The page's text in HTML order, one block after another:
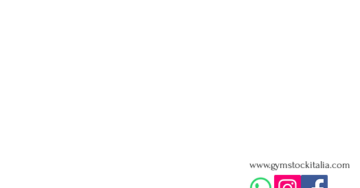
www.gymstockitalia.com